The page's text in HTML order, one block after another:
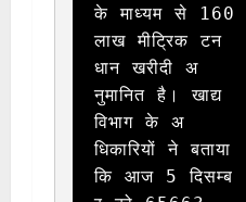
के माध्यम से 160
लाख मीट्रिक टन
धान खरीदी अ
नुमानित है। खाद्य
विभाग के अ
धिकारियों ने बताया
कि आज 5 दिसम्ब